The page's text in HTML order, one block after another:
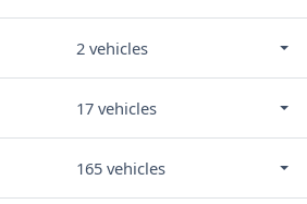
2 vehicles
17 vehicles
165 vehicles